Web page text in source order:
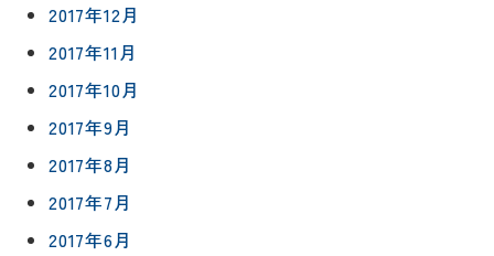
2017年12月
2017年11月
2017年10月
2017年9月
2017年8月
2017年7月
2017年6月